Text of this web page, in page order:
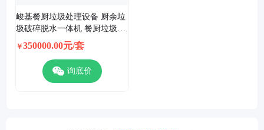
峻基餐厨垃圾处理设备 厨余垃
圾破碎脱水一体机 餐厨垃圾烘
￥350000.00元/套
询底价